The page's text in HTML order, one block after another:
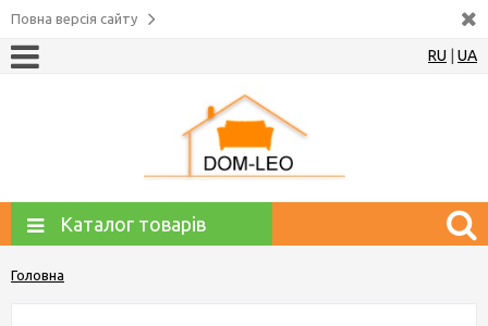
Повна версія сайту
RU UA
Каталог товарів
Головна